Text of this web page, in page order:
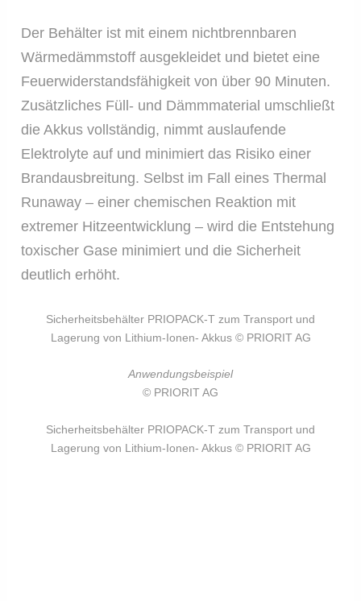
Der Behälter ist mit einem nichtbrennbaren
Wärmedämmstoff ausgekleidet und bietet eine
Feuerwiderstandsfähigkeit von über 90 Minuten.
Zusätzliches Füll- und Dämmmaterial umschließt
die Akkus vollständig, nimmt auslaufende
Elektrolyte auf und minimiert das Risiko einer
Brandausbreitung. Selbst im Fall eines Thermal
Runaway – einer chemischen Reaktion mit
extremer Hitzeentwicklung – wird die Entstehung
toxischer Gase minimiert und die Sicherheit
deutlich erhöht.
Sicherheitsbehälter PRIOPACK-T zum Transport und
Lagerung von Lithium-Ionen- Akkus © PRIORIT AG
Anwendungsbeispiel
© PRIORIT AG
Sicherheitsbehälter PRIOPACK-T zum Transport und
Lagerung von Lithium-Ionen- Akkus © PRIORIT AG